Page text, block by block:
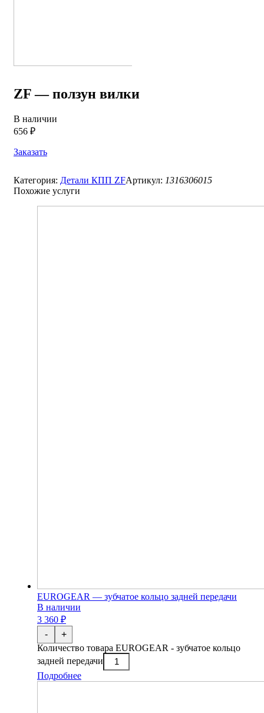
ZF — ползун вилки
В наличии
656 ₽
Заказать
Категория: Детали КПП ZFАртикул: 1316306015
Похожие услуги
EUROGEAR — зубчатое кольцо задней передачи
В наличии
3 360 ₽
-
Количество товара EUROGEAR - зубчатое кольцо
задней передачи
+
Подробнее